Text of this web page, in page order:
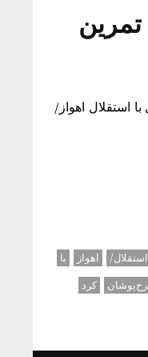
تمرین
استقلال اهواز/
استقلال/ اهواز
با
کرد